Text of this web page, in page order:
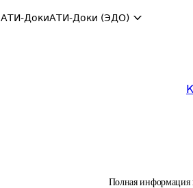
АТИ-ДокиАТИ-Доки (ЭДО)
Полная информация